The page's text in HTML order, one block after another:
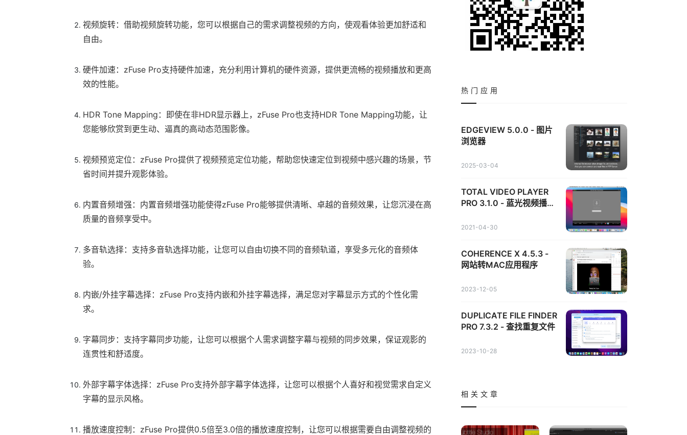
视频旋转：借助视频旋转功能，您可以根据自己的需求调整视频的方向，使观看体验更加舒适和
自由。
硬件加速：zFuse Pro支持硬件加速，充分利用计算机的硬件资源，提供更流畅的视频播放和更高
效的性能。
HDR Tone Mapping：即使在非HDR显示器上，zFuse Pro也支持HDR Tone Mapping功能，让
您能够欣赏到更生动、逼真的高动态范围影像。
视频预览定位：zFuse Pro提供了视频预览定位功能，帮助您快速定位到视频中感兴趣的场景，节
省时间并提升观影体验。
内置音频增强：内置音频增强功能使得zFuse Pro能够提供清晰、卓越的音频效果，让您沉浸在高
质量的音频享受中。
多音轨选择：支持多音轨选择功能，让您可以自由切换不同的音频轨道，享受多元化的音频体
验。
内嵌/外挂字幕选择：zFuse Pro支持内嵌和外挂字幕选择，满足您对字幕显示方式的个性化需
求。
字幕同步：支持字幕同步功能，让您可以根据个人需求调整字幕与视频的同步效果，保证观影的
连贯性和舒适度。
外部字幕字体选择：zFuse Pro支持外部字幕字体选择，让您可以根据个人喜好和视觉需求自定义
字幕的显示风格。
播放速度控制：zFuse Pro提供0.5倍至3.0倍的播放速度控制，让您可以根据需要自由调整视频的
热门应用
EDGEVIEW 5.0.0 - 图片
浏览器
2025-03-04
TOTAL VIDEO PLAYER
PRO 3.1.0 - 蓝光视频播放
2021-04-30
COHERENCE X 4.5.3 -
网站转MAC应用程序
2023-12-05
DUPLICATE FILE FINDER
PRO 7.3.2 - 查找重复文件
2023-10-28
相关文章